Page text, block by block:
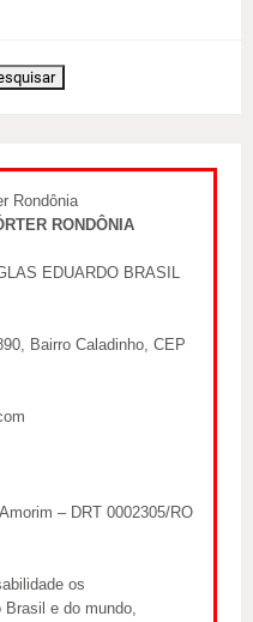
RONDÔNIA
EDUARDO BRASIL
Bairro Caladinho, CEP
– DRT 0002305/RO
os
e do mundo,